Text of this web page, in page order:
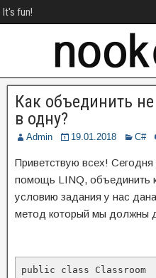
It's fun!
Как объединить
в одну?
Admin 19.01.2018 C#
Приветствую всех! Сегодня
помощь LINQ, объединить
условию задания у нас
метод который мы должны
public class Classroom